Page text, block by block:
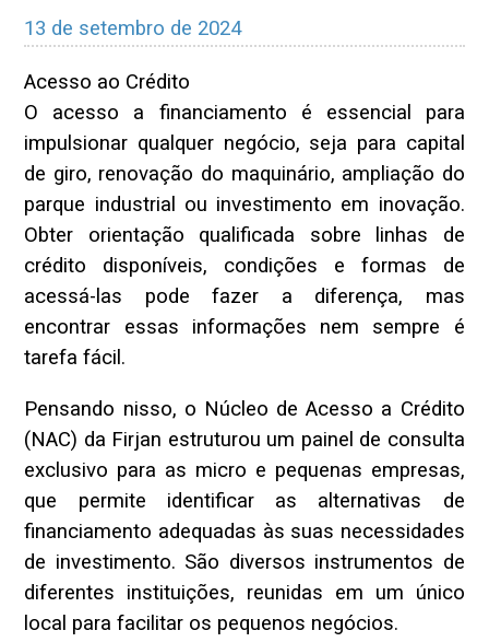
13 de setembro de 2024
Acesso ao Crédito
O acesso a financiamento é essencial para
impulsionar qualquer negócio, seja para capital
de giro, renovação do maquinário, ampliação do
parque industrial ou investimento em inovação.
Obter orientação qualificada sobre linhas de
crédito disponíveis, condições e formas de
acessá-las pode fazer a diferença, mas
encontrar essas informações nem sempre é
tarefa fácil.
Pensando nisso, o Núcleo de Acesso a Crédito
(NAC) da Firjan estruturou um painel de consulta
exclusivo para as micro e pequenas empresas,
que permite identificar as alternativas de
financiamento adequadas às suas necessidades
de investimento. São diversos instrumentos de
diferentes instituições, reunidas em um único
local para facilitar os pequenos negócios.